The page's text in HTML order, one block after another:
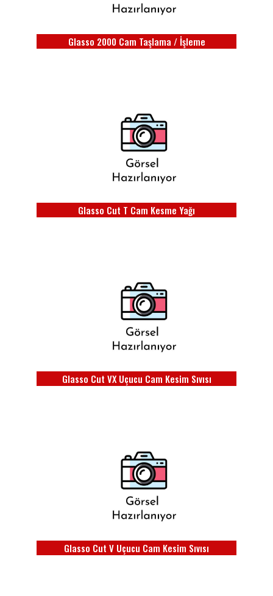
Glasso 2000 Cam Taşlama / İşleme
Glasso Cut T Cam Kesme Yağı
Glasso Cut VX Uçucu Cam Kesim Sıvısı
Glasso Cut V Uçucu Cam Kesim Sıvısı